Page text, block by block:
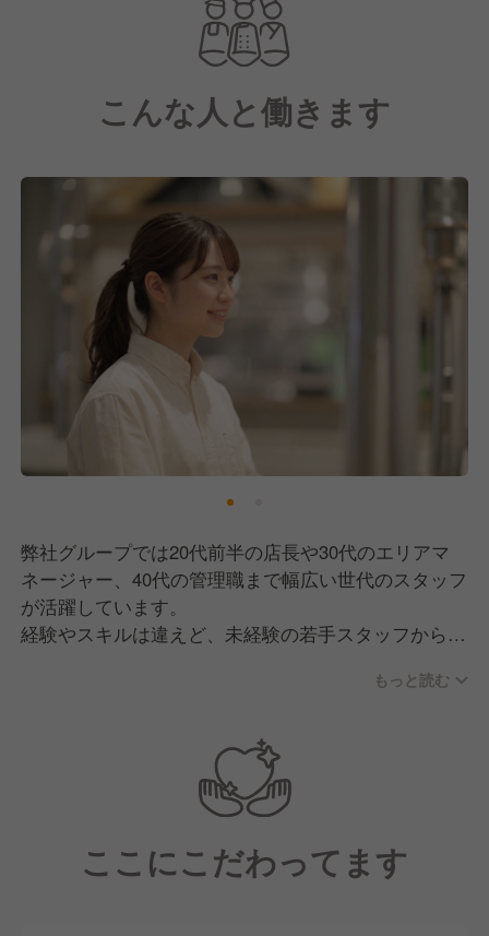
リピーター様も多く、SNSなど様々なメディアでも取
り上げられている話題店です！
こんな人と働きます
弊社グループでは20代前半の店長や30代のエリアマ
ネージャー、40代の管理職まで幅広い世代のスタッフ
が活躍しています。
経験やスキルは違えど、未経験の若手スタッフから責
未経験やアルバイトスタッフから責任者になったスタ
ッフも多数在籍しています。
営業部での社内昇格から専門職、本部職まで幅広いキ
ャリアアップが可能な環境です！
もっと読む
ここにこだわってます